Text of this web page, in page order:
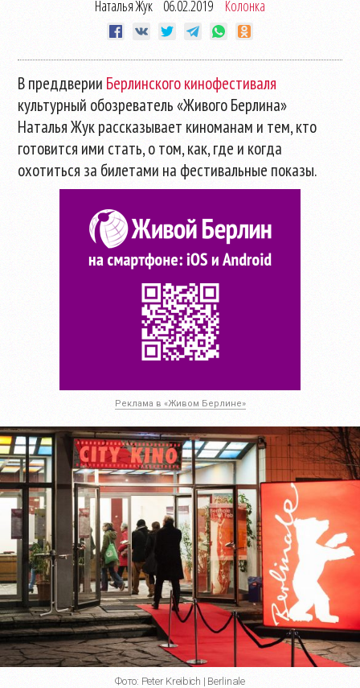
Наталья Жук 06.02.2019 Колонка
В преддверии Берлинского кинофестиваля
культурный обозреватель «Живого Берлина»
Наталья Жук рассказывает киноманам и тем, кто
готовится ими стать, о том, как, где и когда
охотиться за билетами на фестивальные показы.
Реклама в «Живом Берлине»
Фото: Peter Kreibich | Berlinale